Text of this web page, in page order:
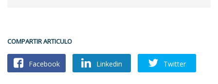
COMPARTIR ARTICULO
Facebook Linkedin Twitter